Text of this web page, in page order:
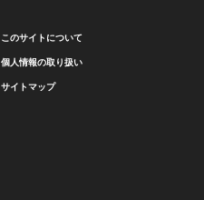
このサイトについて
個人情報の取り扱い
サイトマップ